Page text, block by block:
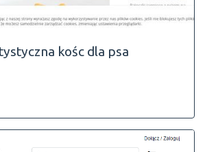
kośc dla psa